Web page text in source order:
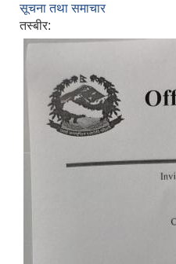
सूचना तथा समाचार
तस्बीर: